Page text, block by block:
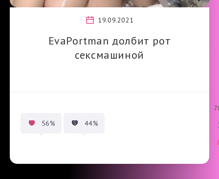
19.09.2021
EvaPortman долбит рот
сексмашиной
56% 44%